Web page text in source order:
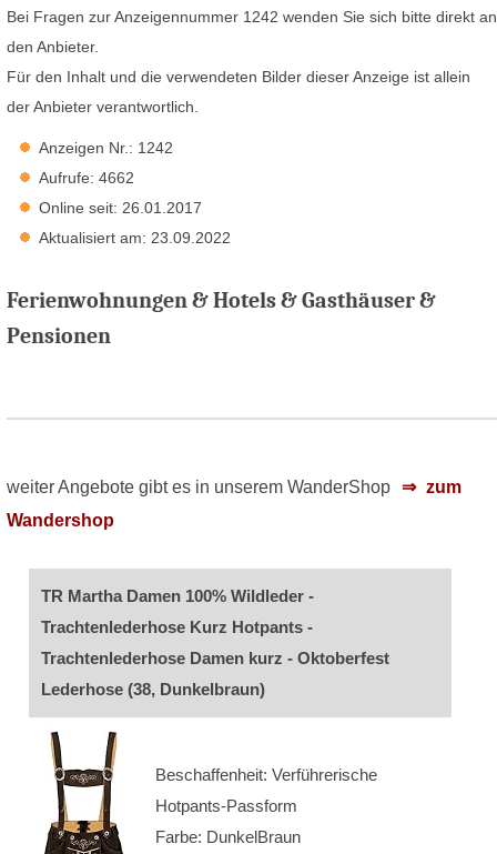
Bei Fragen zur Anzeigennummer 1242 wenden Sie sich bitte direkt an
den Anbieter.
Für den Inhalt und die verwendeten Bilder dieser Anzeige ist allein
der Anbieter verantwortlich.
Anzeigen Nr.: 1242
Aufrufe: 4662
Online seit: 26.01.2017
Aktualisiert am: 23.09.2022
Ferienwohnungen & Hotels & Gasthäuser &
Pensionen
weiter Angebote gibt es in unserem WanderShop
zum
Wandershop
TR Martha Damen 100% Wildleder -
Trachtenlederhose Kurz Hotpants -
Trachtenlederhose Damen kurz - Oktoberfest
Lederhose (38, Dunkelbraun)
Beschaffenheit: Verführerische
Hotpants-Passform
Farbe: DunkelBraun